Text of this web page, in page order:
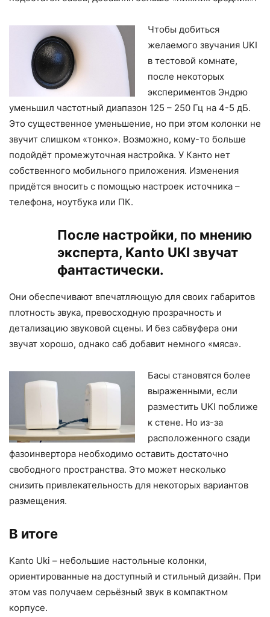
Чтобы добиться
желаемого звучания UKI
в тестовой комнате,
после некоторых
экспериментов Эндрю
уменьшил частотный диапазон 125 – 250 Гц на 4-5 дБ.
Это существенное уменьшение, но при этом колонки не
звучит слишком «тонко». Возможно, кому-то больше
подойдёт промежуточная настройка. У Канто нет
собственного мобильного приложения. Изменения
придётся вносить с помощью настроек источника –
телефона, ноутбука или ПК.
После настройки, по мнению
эксперта, Kanto UKI звучат
фантастически.
Они обеспечивают впечатляющую для своих габаритов
плотность звука, превосходную прозрачность и
детализацию звуковой сцены. И без сабвуфера они
звучат хорошо, однако саб добавит немного «мяса».
Басы становятся более
выраженными, если
разместить UKI поближе
к стене. Но из-за
расположенного сзади
фазоинвертора необходимо оставить достаточно
свободного пространства. Это может несколько
снизить привлекательность для некоторых вариантов
размещения.
В итоге
Kanto Uki – небольшие настольные колонки,
ориентированные на доступный и стильный дизайн. При
этом vas получаем серьёзный звук в компактном
корпусе.